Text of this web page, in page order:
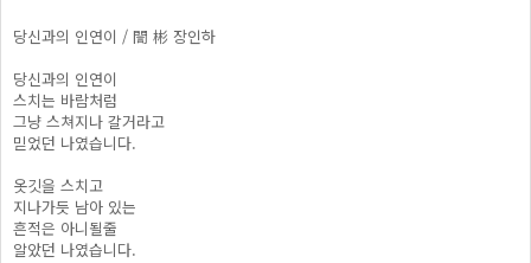
당신과의 인연이 / 誾 彬 장인하
당신과의 인연이
스치는 바람처럼
그냥 스쳐지나 갈거라고
믿었던 나였습니다.
옷깃을 스치고
지나가듯 남아 있는
흔적은 아니될줄
알았던 나였습니다.